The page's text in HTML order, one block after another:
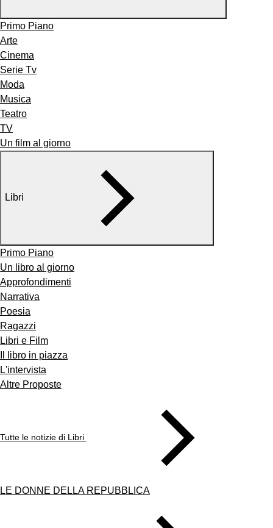
Primo Piano
Arte
Cinema
Serie Tv
Moda
Musica
Teatro
TV
Un film al giorno
Libri
Primo Piano
Un libro al giorno
Approfondimenti
Narrativa
Poesia
Ragazzi
Libri e Film
Il libro in piazza
L'intervista
Altre Proposte
Tutte le notizie di Libri
LE DONNE DELLA REPUBBLICA